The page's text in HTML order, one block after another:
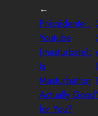
←
Précédente :
Youtube
(masturbate):
Is
Masturbation
Actually Good
for You?